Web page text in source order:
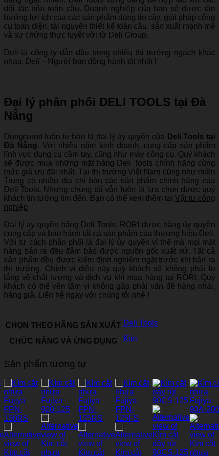
đối tác trên toàn cầu. Doanh nghiệp của bạn sẽ được tận
hưởng lợi ích của các sản phẩm đáng tin cậy, giải pháp công
cụ toàn diện, tài nguyên thiết kế toàn cầu, sản xuất mạnh mẽ
và sự chứng thực tuyệt vời từ Deli Group.
Deli là công ty dẫn đầu trong nhiều thị trường ngách khác
nhau. Deli – Người bạn đồng hành tốt nhất !
Đại lý phân phối DELI TOOLS tại Đà
Nẵng
Dungcurori luôn tự hào là đại lý ủy quyền của Deli Tools tại
Đà Nẵng. Với nhiều năm kinh doanh, cung cấp sản phẩm
lĩnh vực dụng cụ cầm tay, cũng như máy công cụ. Quý khách
sẽ được mua những mặt hàng Deli Tools chính hãng cùng
mức giá ưu đãi nhất. Tại thị trường Việt Nam cũng như miền
Trung có nhiều địa chỉ bán các sản phẩm chính hãng của
Deli Tools. Nhưng chúng tôi vẫn luôn là lựa chọn được quý
khách tin tưởng tìm đến. Bạn có thể xem thêm tại Vật tư công
nghiệp
Đại lý ủy quyền hãng Deli Tools, RORI được hãng ủy quyền
cung cấp và bảo hành tất cả sản phẩm của thương hiệu Deli.
Với tư cách phân phối là đại lý ủy quyền vì thế mà mọi mặt
hàng bán ra đều đảm bảo được nguồn gốc xuất xứ. Tất cả
sản phẩm đều được kiểm định nghiêm ngặt trước khi bán ra
thị trường. Chính vì điều này quý khách sẽ không phải lo
lắng về chất lượng và dịch vụ khi mua hàng tại RORI. Quý
khách có thể yên tâm vì không gặp phải vấn đề hàng nhái,
hàng giả. Liên hệ ngay với chúng tôi nhé !
CHỌN THEO HÃNG SẢN XUẤT Deli Tools
CHỨC NĂNG VÀ ỨNG DỤNG Kìm
Sản phẩm tương tự